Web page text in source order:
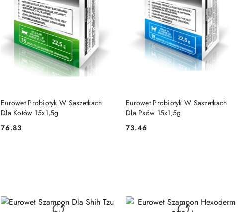
Eurowet Probiotyk W Saszetkach
Dla Kotów 15x1,5g
Cena:
76.83
DO KOSZYKA
Eurowet Probiotyk W Saszetkach
Dla Psów 15x1,5g
Cena:
73.46
DO KOSZYKA